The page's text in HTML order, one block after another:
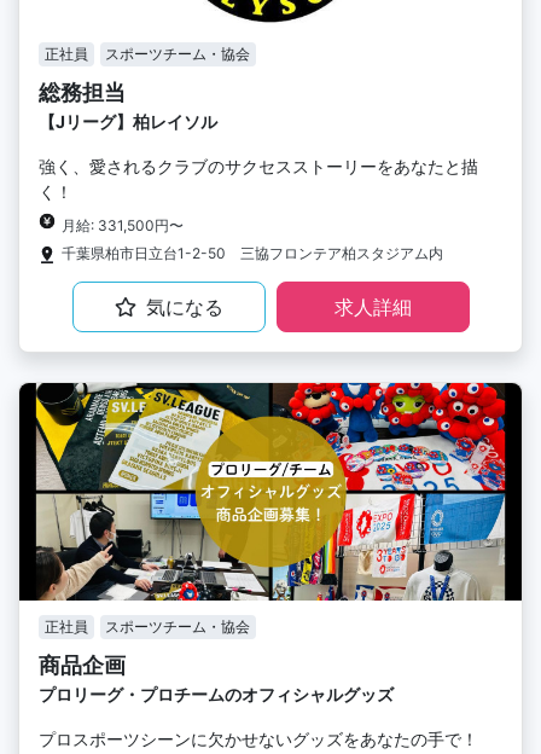
正社員 スポーツチーム・協会
総務担当
【Jリーグ】柏レイソル
強く、愛されるクラブのサクセスストーリーをあなたと描
く！
月給: 331,500円〜
千葉県柏市日立台1-2-50 三協フロンテア柏スタジアム内
気になる 求人詳細
正社員 スポーツチーム・協会
商品企画
プロリーグ・プロチームのオフィシャルグッズ
プロスポーツシーンに欠かせないグッズをあなたの手で！